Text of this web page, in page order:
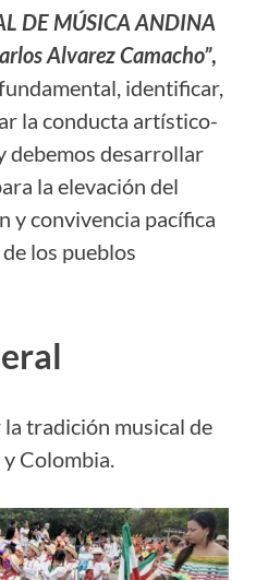
DE MÚSICA ANDINA
Alvarez Camacho”,
identificar,
la conducta artístico-
debemos desarrollar
la elevación del
y convivencia pacífica
los pueblos
tradición musical de
Colombia.